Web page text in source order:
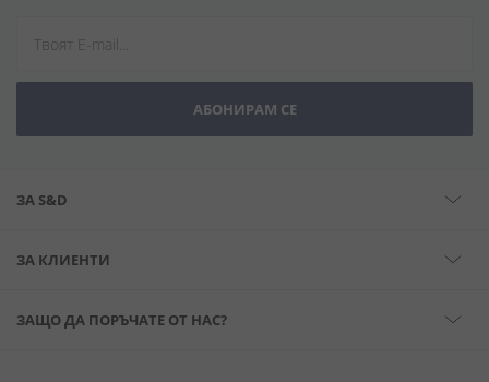
АБОНИРАМ СЕ
ЗА S&D
ЗА КЛИЕНТИ
ЗАЩО ДА ПОРЪЧАТЕ ОТ НАС?